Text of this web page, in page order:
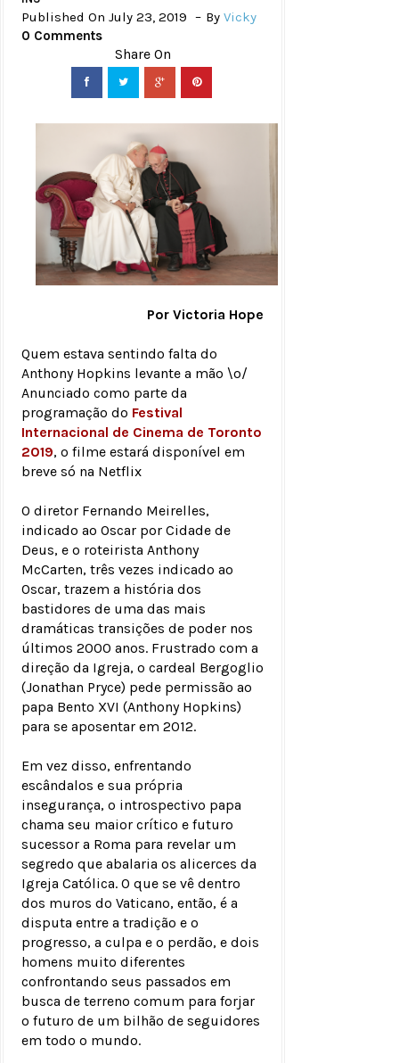
Published On July 23, 2019 By Vicky
0 Comments
Por Victoria Hope
Quem estava sentindo falta do
Anthony Hopkins levante a mão \o/
Anunciado como parte da
programação do Festival
Internacional de Cinema de Toronto
2019, o filme estará disponível em
breve só na Netflix
O diretor Fernando Meirelles,
indicado ao Oscar por Cidade de
Deus, e o roteirista Anthony
McCarten, três vezes indicado ao
Oscar, trazem a história dos
bastidores de uma das mais
dramáticas transições de poder nos
últimos 2000 anos. Frustrado com a
direção da Igreja, o cardeal Bergoglio
(Jonathan Pryce) pede permissão ao
papa Bento XVI (Anthony Hopkins)
para se aposentar em 2012.
Em vez disso, enfrentando
escândalos e sua própria
insegurança, o introspectivo papa
chama seu maior crítico e futuro
sucessor a Roma para revelar um
segredo que abalaria os alicerces da
Igreja Católica. O que se vê dentro
dos muros do Vaticano, então, é a
disputa entre a tradição e o
progresso, a culpa e o perdão, e dois
homens muito diferentes
confrontando seus passados em
busca de terreno comum para forjar
o futuro de um bilhão de seguidores
em todo o mundo.